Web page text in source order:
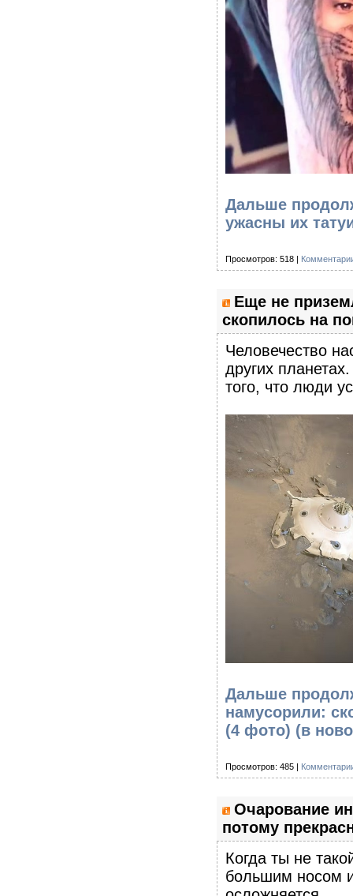
Дальше
ужасны их
Просмотров: 518 |
Еще не
скопилось на
Человечество
других
того, что люди
Дальше
намусорили:
(4 фото) (в
Просмотров: 485 |
Очарование
потому
Когда ты не
большим носом